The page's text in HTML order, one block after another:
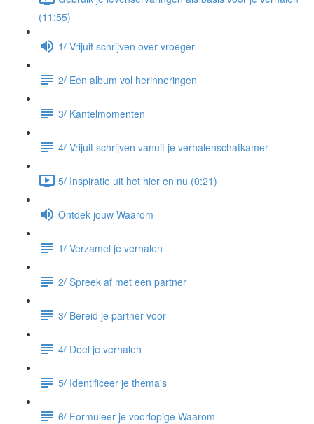
(11:55)
1/ Vrijuit schrijven over vroeger
2/ Een album vol herinneringen
3/ Kantelmomenten
4/ Vrijuit schrijven vanuit je verhalenschatkamer
5/ Inspiratie uit het hier en nu (0:21)
Ontdek jouw Waarom
1/ Verzamel je verhalen
2/ Spreek af met een partner
3/ Bereid je partner voor
4/ Deel je verhalen
5/ Identificeer je thema's
6/ Formuleer je voorlopige Waarom